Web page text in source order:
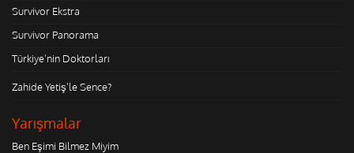
Survivor Ekstra
Survivor Panorama
Türkiye'nin Doktorları
Zahide Yetiş'le Sence?
Yarışmalar
Ben Eşimi Bilmez Miyim